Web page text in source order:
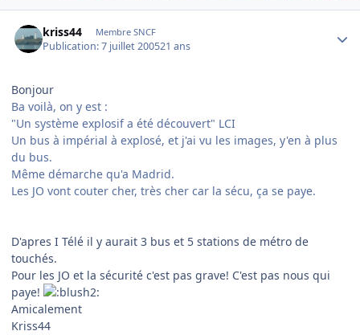
kriss44 Membre SNCF
Publication:7 juillet 200521 ans
Bonjour
Ba voilà, on y est :
"Un système explosif a été découvert" LCI
Un bus à impérial à explosé, et j'ai vu les images, y'en à plus
du bus.
Même démarche qu'a Madrid.
Les JO vont couter cher, très cher car la sécu, ça se paye.
D'apres I Télé il y aurait 3 bus et 5 stations de métro de
touchés.
Pour les JO et la sécurité c'est pas grave! C'est pas nous qui
paye!
Amicalement
Kriss44